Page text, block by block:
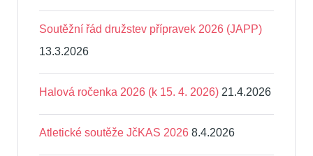
Soutěžní řád družstev přípravek 2026 (JAPP)
13.3.2026
Halová ročenka 2026 (k 15. 4. 2026) 21.4.2026
Atletické soutěže JčKAS 2026 8.4.2026